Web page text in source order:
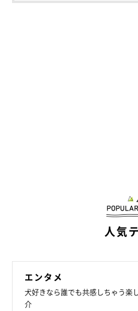
写真提供・取材協力／＠
人気
エンタメ
犬好きなら誰でも共感しちゃう楽
介